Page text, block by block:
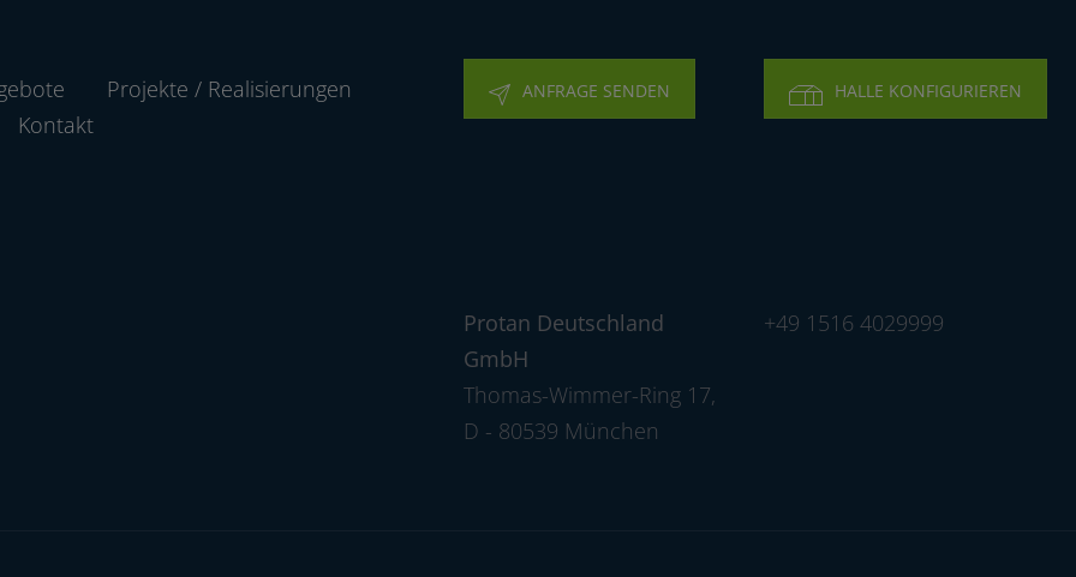
5
9
Projekte / Realisierungen
Kontakt
ANFRAGE SENDEN HALLE KONFIGURIEREN
Protan Deutschland
GmbH
Thomas-Wimmer-Ring 17,
D - 80539 München
+49 1516 4029999